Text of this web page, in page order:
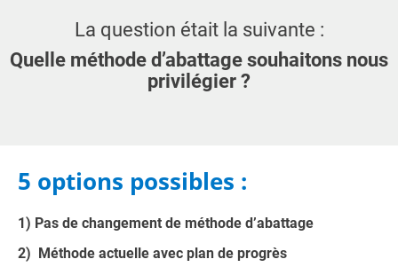
La question était la suivante :
Quelle méthode d’abattage souhaitons nous
privilégier ?
5 options possibles :
1) Pas de changement de méthode d’abattage
2) Méthode actuelle avec plan de progrès